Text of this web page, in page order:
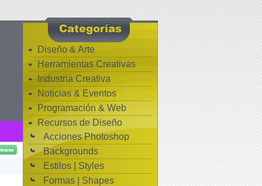
Diseño & Arte
Herramientas Creativas
Industria Creativa
Noticias & Eventos
Programación & Web
Recursos de Diseño
Acciones Photoshop
Backgrounds
Estilos | Styles
Formas | Shapes